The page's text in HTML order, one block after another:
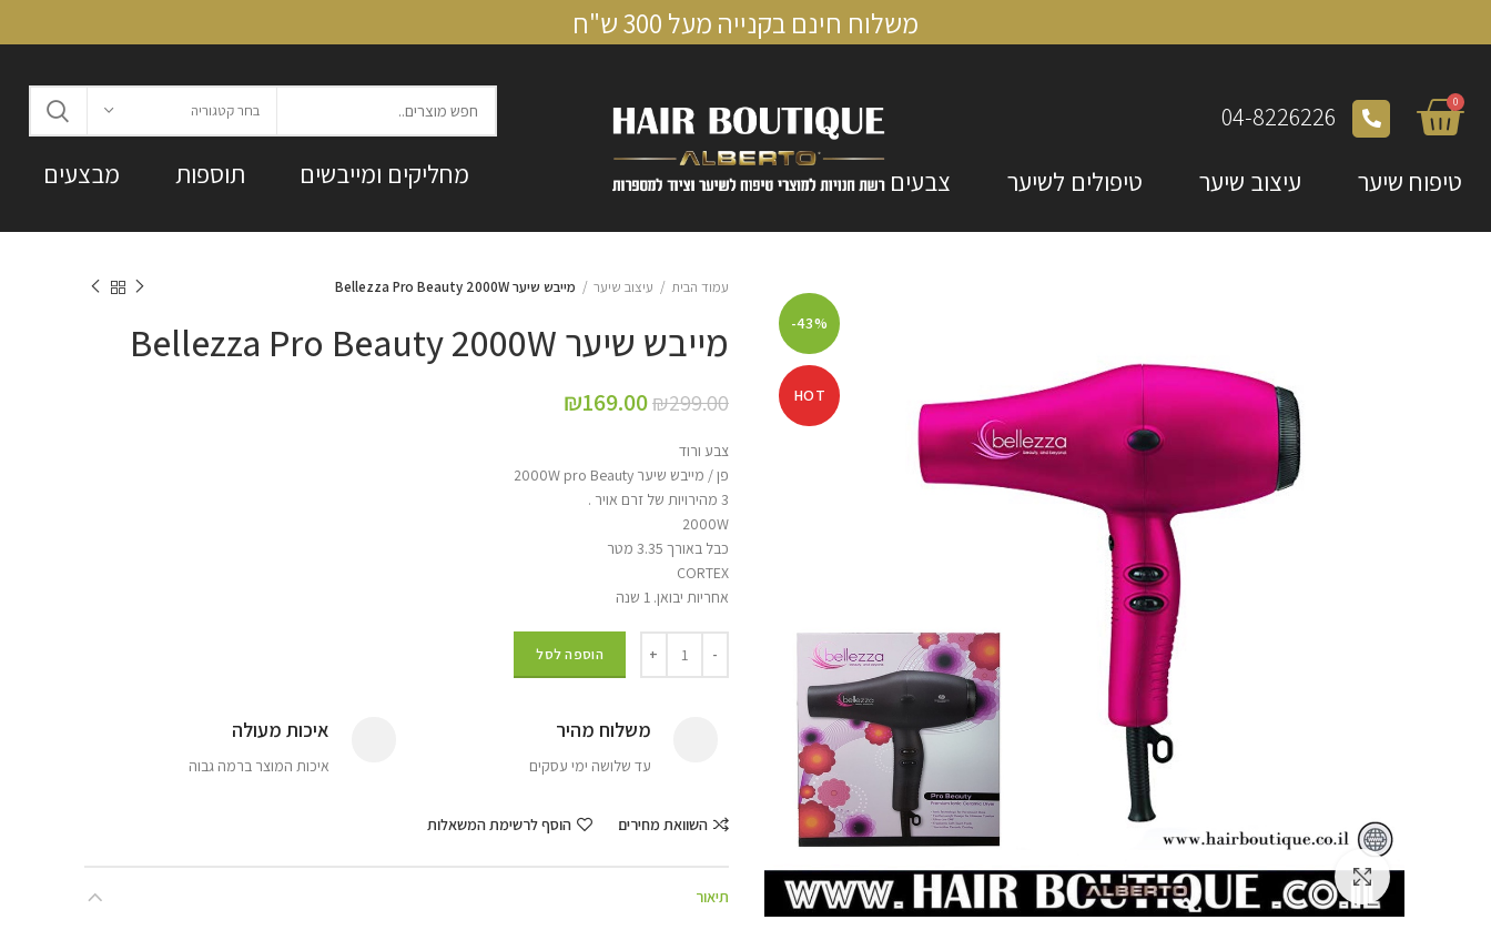
משלוח חינם בקנייה מעל 300 ש"ח
0
04-8226226
טיפוח שיער עיצוב שיער טיפולים לשיער צבעים
בחר קטגוריה
מחליקים ומייבשים תוספות מבצעים
-43%
HOT
Click to enlarge
עמוד הבית עיצוב שיער מייבש שיער Bellezza Pro Beauty 2000W
מייבש שיער Bellezza Pro Beauty 2000W
₪299.00
₪169.00
צבע ורוד
פן / מייבש שיער 2000W pro Beauty
3 מהירויות של זרם אויר .
2000W
כבל באורך 3.35 מטר
CORTEX
אחריות יבואן. 1 שנה
הוספה לסל
משלוח מהיר
עד שלושה ימי עסקים
איכות מעולה
איכות המוצר ברמה גבוה
השוואת מחירים הוסף לרשימת המשאלות
תיאור